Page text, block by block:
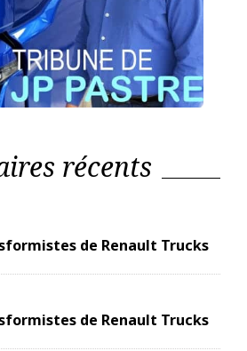
récents
de Renault Trucks
de Renault Trucks